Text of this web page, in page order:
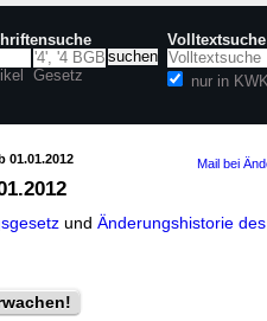
Gesetz
Volltextsuche
nur in
01.01.2012 Mail bei
und Änderungshistorie